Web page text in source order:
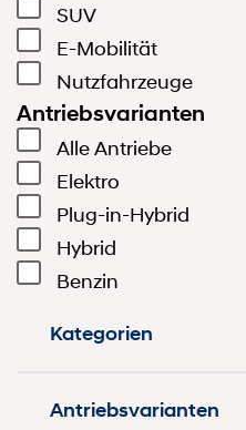
SUV
E-Mobilität
Nutzfahrzeuge
Antriebsvarianten
Alle Antriebe
Elektro
Plug-in-Hybrid
Hybrid
Benzin
Kategorien
Antriebsvarianten